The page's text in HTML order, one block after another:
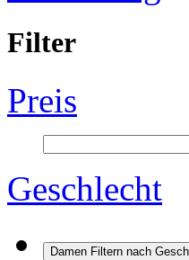
Filter
Preis
Geschlecht
Damen Filtern nach